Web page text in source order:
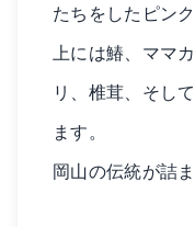
たちをしたピン
上には鰆、ママ
リ、椎茸、そし
ます。
岡山の伝統が詰